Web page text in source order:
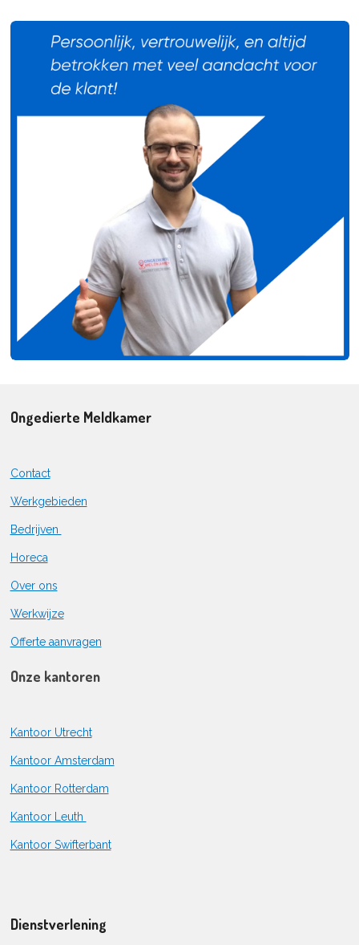
Ongedierte Meldkamer
Contact
Werkgebieden
Bedrijven
Horeca
Over ons
Werkwijze
Offerte aanvragen
Onze kantoren
Kantoor Utrecht
Kantoor Amsterdam
Kantoor Rotterdam
Kantoor Leuth
Kantoor Swifterbant
Dienstverlening